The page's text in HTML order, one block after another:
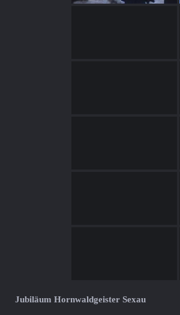
Jubiläum Hornwaldgeister Sexau